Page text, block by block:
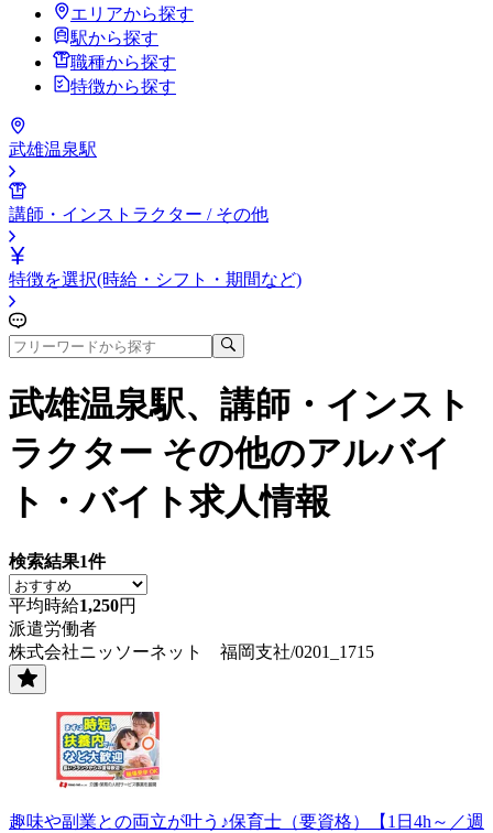
エリアから探す
駅から探す
職種から探す
特徴から探す
武雄温泉駅
講師・インストラクター / その他
特徴を選択(時給・シフト・期間など)
武雄温泉駅、講師・インスト
ラクター その他のアルバイ
ト・バイト求人情報
検索結果1件
平均時給1,250円
派遣労働者
株式会社ニッソーネット 福岡支社/0201_1715
趣味や副業との両立が叶う♪保育士（要資格）【1日4h～／週